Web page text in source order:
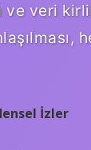
ve veri
İzler